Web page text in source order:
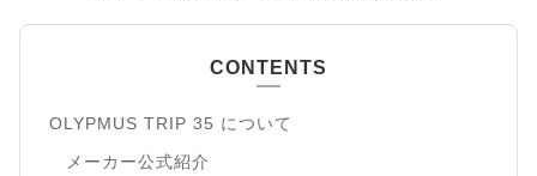
CONTENTS
OLYPMUS TRIP 35 について
メーカー公式紹介